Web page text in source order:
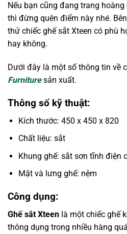
Nếu bạn cũng đang trang
thì đừng quên điểm này nhé.
thử chiếc ghế sắt Xteen có phù
hay không.
Dưới đây là một số thông tin về
Furnituresản xuất.
Thông số kỹ thuật:
Kích thước: 450 x 450 x 820
Chất liệu: sắt
Khung ghế: sắt sơn tĩnh điện
Mặt và lưng ghế: nệm
Công dụng:
Ghế sắt Xteen là một chiếc ghế
thông dụng trong nhiều hàng